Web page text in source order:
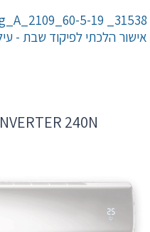
31538_ catalog_A_2109_60-5-19
אישור הלכתי לפיקוד שבת -
240N